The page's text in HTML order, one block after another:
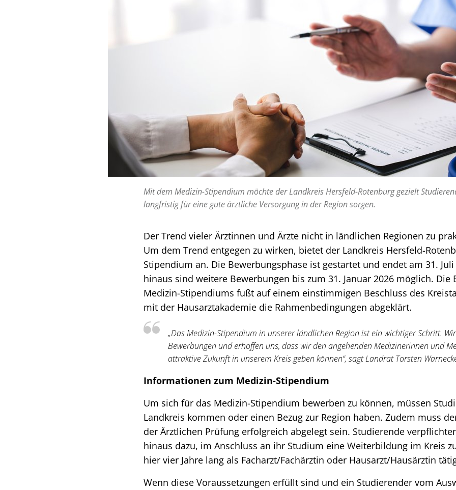
Mit dem Medizin-Stipendium möchte der Landkreis Hersfeld-Rotenburg gezielt
langfristig für eine gute ärztliche Versorgung in der Region sorgen.
Der Trend vieler Ärztinnen und Ärzte nicht in ländlichen Regionen zu
Um dem Trend entgegen zu wirken, bietet der Landkreis Hersfeld-
Stipendium an. Die Bewerbungsphase ist gestartet und endet am 31.
hinaus sind weitere Bewerbungen bis zum 31. Januar 2026 möglich. Die
Medizin-Stipendiums fußt auf einem einstimmigen Beschluss des
mit der Hausarztakademie die Rahmenbedingungen abgeklärt.
„Das Medizin-Stipendium in unserer ländlichen Region ist ein wichtiger Schritt.
Bewerbungen und erhoffen uns, dass wir den angehenden Medizinerinnen und
attraktive Zukunft in unserem Kreis geben können“, sagt Landrat Torsten
Informationen zum Medizin-Stipendium
Um sich für das Medizin-Stipendium bewerben zu können, müssen
Landkreis kommen oder einen Bezug zur Region haben. Zudem muss
der Ärztlichen Prüfung erfolgreich abgelegt sein. Studierende
hinaus dazu, im Anschluss an ihr Studium eine Weiterbildung im Kreis
hier vier Jahre lang als Facharzt/Fachärztin oder Hausarzt/Hausärztin
Wenn diese Voraussetzungen erfüllt sind und ein Studierender vom